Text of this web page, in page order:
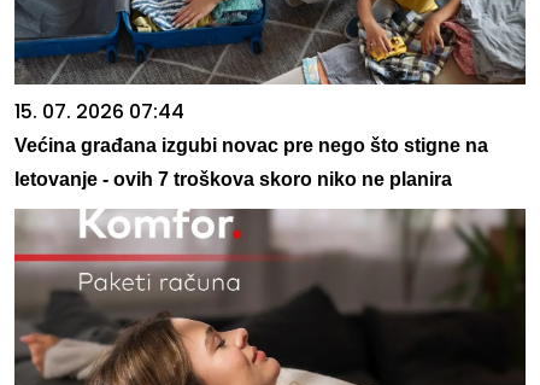
15. 07. 2026 07:44
Većina građana izgubi novac pre nego što stigne na
letovanje - ovih 7 troškova skoro niko ne planira